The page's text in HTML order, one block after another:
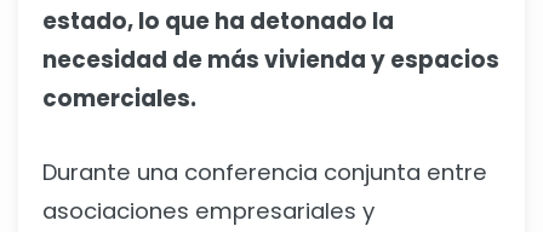
estado, lo que ha detonado la
necesidad de más vivienda y espacios
comerciales.
Durante una conferencia conjunta entre
asociaciones empresariales y